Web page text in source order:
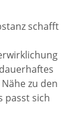
schafft
zu den
passt sich